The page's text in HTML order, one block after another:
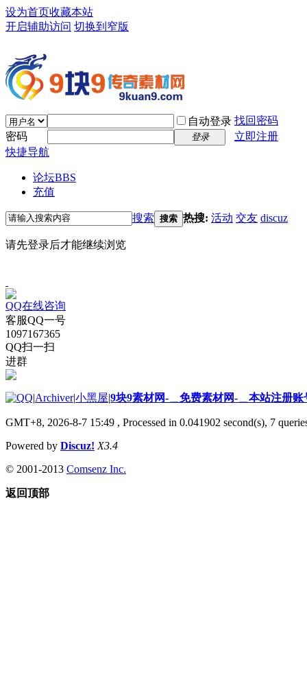
设为首页收藏本站
开启辅助访问 切换到窄版
自动登录 找回密码
密码
登录
立即注册
快捷导航
论坛BBS
充值
搜索 搜索 热搜: 活动 交友 discuz
请先登录后才能继续浏览
QQ在线咨询
客服QQ一号
1097167365
QQ扫一扫
进群
|Archiver|小黑屋|9块9素材网-＿免费素材网-＿本站注册账
GMT+8, 2026-8-7 15:49 , Processed in 0.041902 second(s), 7
Powered by Discuz! X3.4
© 2001-2013 Comsenz Inc.
返回顶部